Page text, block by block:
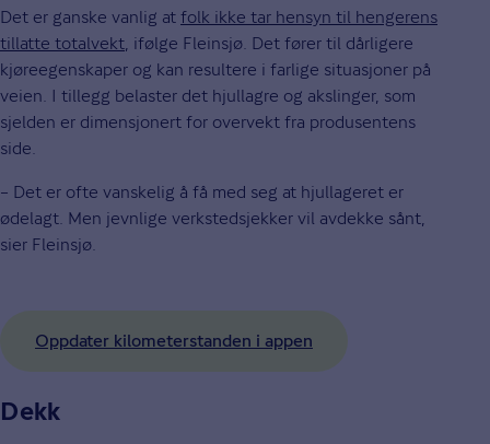
Det er ganske vanlig at folk ikke tar hensyn til hengerens
tillatte totalvekt , ifølge Fleinsjø. Det fører til dårligere
kjøreegenskaper og kan resultere i farlige situasjoner på
veien. I tillegg belaster det hjullagre og akslinger, som
sjelden er dimensjonert for overvekt fra produsentens
side.
– Det er ofte vanskelig å få med seg at hjullageret er
ødelagt. Men jevnlige verkstedsjekker vil avdekke sånt,
sier Fleinsjø.
Oppdater kilometerstanden i appen
Dekk